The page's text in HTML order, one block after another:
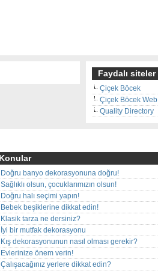
Faydalı siteler
Çiçek Böcek
Çiçek Böcek Web
Quality Directory
Konular
Doğru banyo dekorasyonuna doğru!
Sağlıklı olsun, çocuklarımızın olsun!
Doğru halı seçimi yapın!
Bebek beşiklerine dikkat edin!
Klasik tarza ne dersiniz?
İyi bir mutfak dekorasyonu
Kış dekorasyonunun nasıl olması gerekir?
Evlerinize önem verin!
Çalışacağınız yerlere dikkat edin?